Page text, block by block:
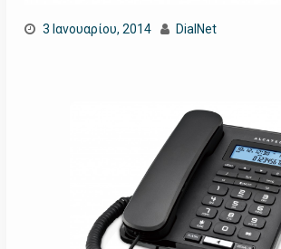
3 Ιανουαρίου, 2014 DialNet